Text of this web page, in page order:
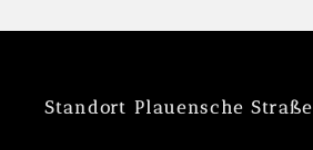
Standort Plauensche Straße